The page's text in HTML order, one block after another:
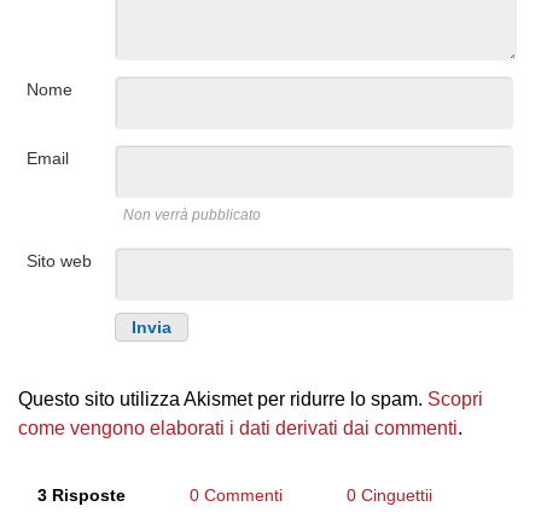
Nome
Email
Non verrà pubblicato
Sito web
Questo sito utilizza Akismet per ridurre lo spam. Scopri
come vengono elaborati i dati derivati dai commenti.
3 Risposte 0 Commenti 0 Cinguettii